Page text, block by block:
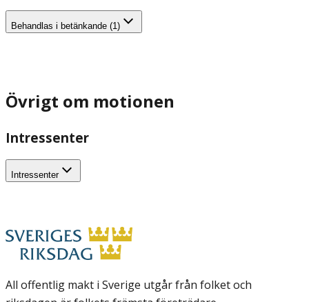
Behandlas i betänkande (1)
Övrigt om motionen
Intressenter
Intressenter
All offentlig makt i Sverige utgår från folket och